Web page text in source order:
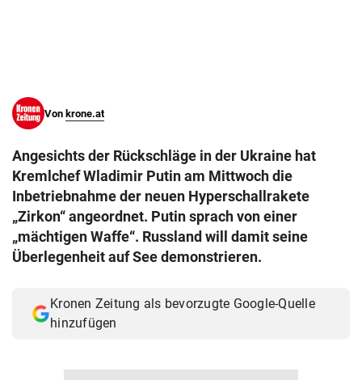
Von krone.at
Angesichts der Rückschläge in der Ukraine hat
Kremlchef Wladimir Putin am Mittwoch die
Inbetriebnahme der neuen Hyperschallrakete
„Zirkon“ angeordnet. Putin sprach von einer
„mächtigen Waffe“. Russland will damit seine
Überlegenheit auf See demonstrieren.
Kronen Zeitung als bevorzugte Google-Quelle
hinzufügen